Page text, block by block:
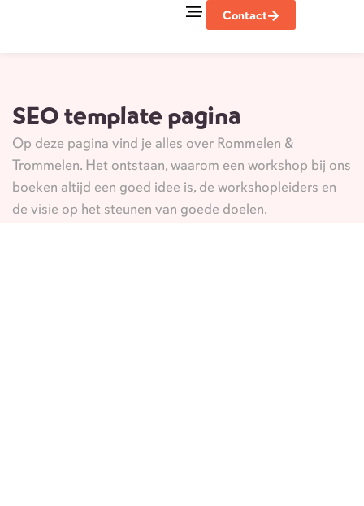
Contact
SEO template pagina
Op deze pagina vind je alles over Rommelen &
Trommelen. Het ontstaan, waarom een workshop bij ons
boeken altijd een goed idee is, de workshopleiders en
de visie op het steunen van goede doelen.